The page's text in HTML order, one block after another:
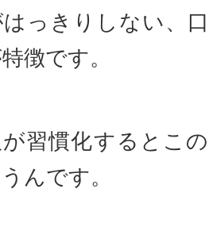
はっきりしない、
徴です。
習慣化するとこ
んです。